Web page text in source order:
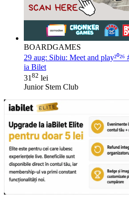
BOARDGAMES
29 aug: Sibiu: Meet and
ia Bilet
31 82 lei
Junior Stem Club